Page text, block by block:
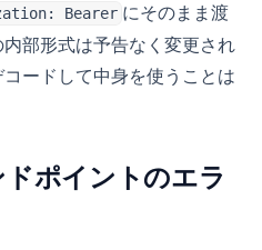
Bearer にそのまま渡
部形式は予告なく変更され
ードして中身を使うことは
ドポイントのエラ